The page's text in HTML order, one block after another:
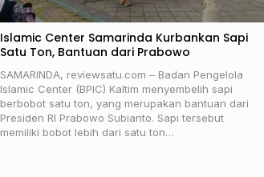
Islamic Center Samarinda Kurbankan Sapi
Satu Ton, Bantuan dari Prabowo
SAMARINDA, reviewsatu.com – Badan Pengelola
Islamic Center (BPIC) Kaltim menyembelih sapi
berbobot satu ton, yang merupakan bantuan dari
Presiden RI Prabowo Subianto. Sapi tersebut
memiliki bobot lebih dari satu ton…